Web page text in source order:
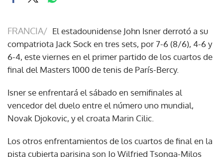
FRANCIA/ El estadounidense John Isner derrotó a su
compatriota Jack Sock en tres sets, por 7-6 (8/6), 4-6 y
6-4, este viernes en el primer partido de los cuartos de
final del Masters 1000 de tenis de París-Bercy.
Isner se enfrentará el sábado en semifinales al
vencedor del duelo entre el número uno mundial,
Novak Djokovic, y el croata Marin Cilic.
Los otros enfrentamientos de los cuartos de final en la
pista cubierta parisina son Jo Wilfried Tsonga-Milos